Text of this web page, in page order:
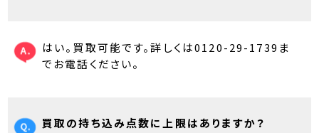
はい。買取可能です。詳しくは0120-29-1739ま
でお電話ください。
買取の持ち込み点数に上限はありますか？